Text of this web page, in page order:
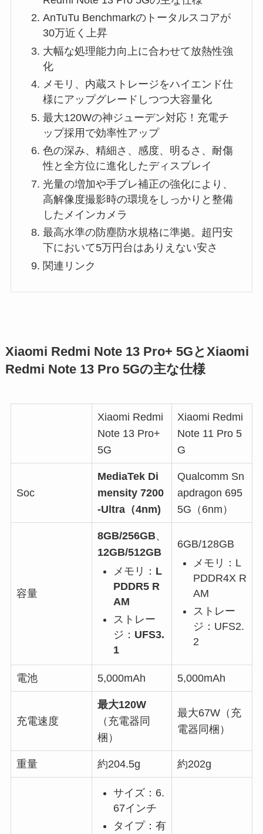
AnTuTu Benchmarkのトータルスコアが
30万近く上昇
大幅な処理能力向上に合わせて放熱性強
化
メモリ、内蔵ストレージをハイエンド仕
様にアップグレードしつつ大容量化
最大120Wの神ジューデン対応！充電チ
ップ採用で効率性アップ
色の深み、精細さ、感度、明るさ、耐傷
性と全方位に進化したディスプレイ
光量の増加や手ブレ補正の強化により、
高解像度撮影時の環境をしっかりと整備
したメインカメラ
最高水準の防塵防水規格に準拠。超円安
下において5万円台はありえない安さ
関連リンク
Xiaomi Redmi Note 13 Pro+ 5GとXiaomi
Redmi Note 13 Pro 5Gの主な仕様
Xiaomi Redmi
Note 13 Pro+
5G
Xiaomi Redmi
Note 11 Pro 5
G
Soc
MediaTek Di
mensity 7200
-Ultra（4nm)
Qualcomm Sn
apdragon 695
5G（6nm）
容量
8GB/256GB、
12GB/512GB
メモリ： L
PDDR5 R
AM
ストレー
ジ： UFS3.
1
6GB/128GB
メモリ：L
PDDR4X R
AM
ストレー
ジ：UFS2.
2
電池 5,000mAh 5,000mAh
充電速度
最大120W
（充電器同
梱）
最大67W（充
電器同梱）
重量 約204.5g 約202g
サイズ：6.
67インチ
タイプ：有